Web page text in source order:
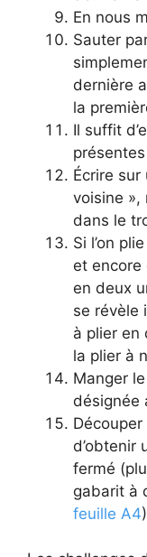
En nous
Sauter
dernière
la
Il suffit
Écrire sur
voisine »,
dans le
Si l’on
et encore
en deux
se révèle
à plier en
la plier à
Manger
désignée
d’obtenir
fermé
gabarit à
feuille A4)